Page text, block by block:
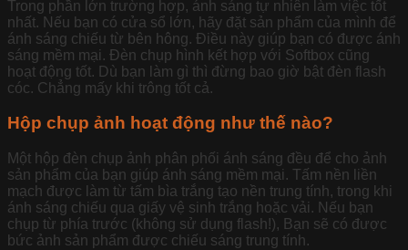
Trong phần lớn trường hợp, ánh sáng tự nhiên làm việc tốt
nhất. Nếu bạn có cửa sổ lớn, hãy đặt sản phẩm của mình để
ánh sáng chiếu từ bên hông. Điều này giúp bạn có được ánh
sáng mềm mại. Đèn chụp hình kết hợp với Softbox cũng
hoạt động tốt. Dù bạn làm gì thì đừng bao giờ bật đèn flash
cóc. Chẳng mấy khi trông tốt cả.
Hộp chụp ảnh hoạt động như thế nào?
Một hộp đèn chụp ảnh phân phối ánh sáng đều để cho ảnh
sản phẩm của bạn giúp ánh sáng mềm mại. Tấm nền liền
mạch được làm từ tấm bìa trắng tạo nền trung tính, trong khi
ánh sáng chiếu qua giấy vệ sinh trắng hoặc vải. Nếu bạn
chụp từ phía trước (không sử dụng flash!), Bạn sẽ có được
bức ảnh sản phẩm được chiếu sáng trung tính.